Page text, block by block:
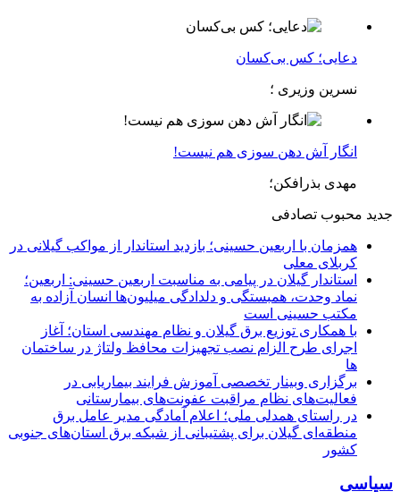
دعایی؛ کس بی‌کسان
نسرین وزیری ؛
انگار آش دهن سوزی هم نیست!
مهدی بذرافکن؛
جدید محبوب تصادفی
همزمان با اربعین حسینی؛ بازدید استاندار از مواکب گیلانی در
کربلای معلی
استاندار گیلان در پیامی به مناسبت اربعین حسینی: اربعین؛
نماد وحدت، همبستگی و دلدادگی میلیون‌ها انسان آزاده به
مکتب حسینی است
با همکاری توزیع برق گیلان و نظام مهندسی استان؛ آغاز
اجرای طرح الزام نصب تجهیزات محافظ ولتاژ در ساختمان
ها
برگزاری وبینار تخصصی آموزش فرایند بیماریابی در
فعالیت‌های نظام مراقبت عفونت‌های بیمارستانی
در راستای همدلی ملی؛ اعلام آمادگی مدیر عامل برق
منطقه‌ای گیلان برای پشتیبانی از شبكه برق استان‌های جنوبی
كشور
سیاسی